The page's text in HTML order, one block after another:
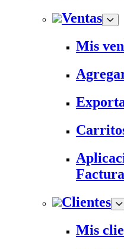
Ventas
Mis
Clientes
Mis